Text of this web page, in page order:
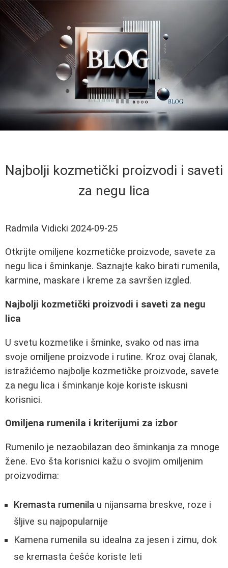
Najbolji kozmetički proizvodi i saveti
za negu lica
Radmila Vidicki 2024-09-25
Otkrijte omiljene kozmetičke proizvode, savete za
negu lica i šminkanje. Saznajte kako birati rumenila,
karmine, maskare i kreme za savršen izgled.
Najbolji kozmetički proizvodi i saveti za negu
lica
U svetu kozmetike i šminke, svako od nas ima
svoje omiljene proizvode i rutine. Kroz ovaj članak,
istražićemo najbolje kozmetičke proizvode, savete
za negu lica i šminkanje koje koriste iskusni
korisnici.
Omiljena rumenila i kriterijumi za izbor
Rumenilo je nezaobilazan deo šminkanja za mnoge
žene. Evo šta korisnici kažu o svojim omiljenim
proizvodima:
Kremasta rumenila u nijansama breskve, roze i
šljive su najpopularnije
Kamena rumenila su idealna za jesen i zimu, dok
se kremasta češće koriste leti